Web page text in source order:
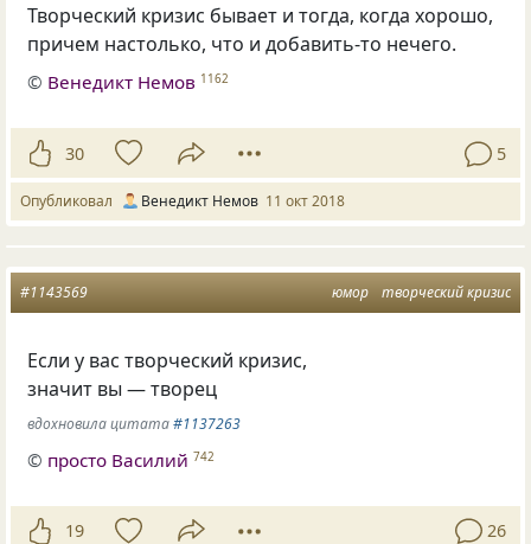
Творческий кризис бывает и тогда, когда хорошо,
причем настолько, что и добавить-то нечего.
© Венедикт Немов 1162
30 5
Опубликовал Венедикт Немов 11 окт 2018
юмор творческий кризис
#1143569
Если у вас творческий кризис,
значит вы — творец
вдохновила цитата#1137263
© просто Василий 742
19 26